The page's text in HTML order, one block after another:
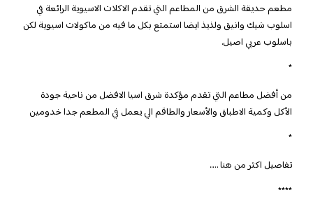
مطعم حديقة الشرق من المطاعم التي تقدم الاكلات الاسيوية الرائعة في
اسلوب شيك وانيق ولذيذ ايضا استمتع بكل ما فيه من ماكولات اسيوية لكن
باسلوب عربي اصيل.
*
من أفضل مطاعم التي تقدم مؤكدة شرق اسيا الافضل من ناحية جودة
الأكل وكمية الاطباق والأسعار والطاقم الي يعمل في المطعم جدا خدومين
*
تفاصيل اكثرمن هنا…..
****